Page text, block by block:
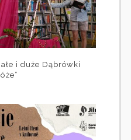
i duże Dąbrówki